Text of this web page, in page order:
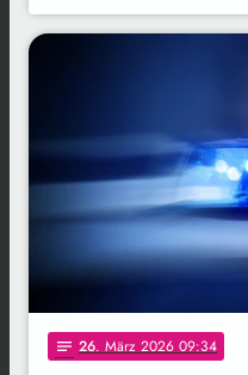
notes 26. März 2026 09:34